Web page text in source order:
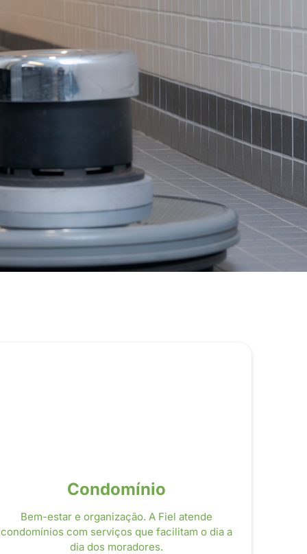
Condomínio
Bem-estar e organização. A Fiel atende
condomínios com serviços que facilitam o dia a
dia dos moradores.